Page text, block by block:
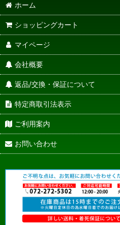
ホーム
ショッピングカート
マイページ
会社概要
返品/交換・保証について
特定商取引法表示
ご利用案内
お問い合わせ